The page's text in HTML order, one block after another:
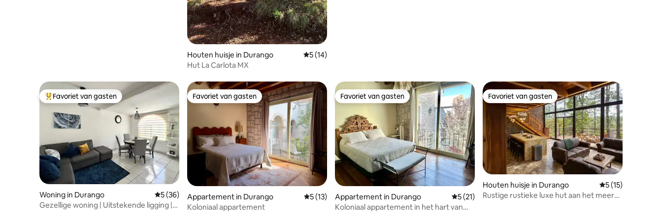
Houten huisje in Durango Gemiddelde beoordeling van 5 uit 5, 14 recensies
5 (14)
Hut La Carlota MX
Topfavoriet van gasten
Favoriet van gasten
Woning in Durango Gemiddelde beoordeling van 5 uit 5, 36 recensies
5 (36)
Gezellige woning | Uitstekende ligging |
Favoriet van gasten
Favoriet van gasten
Appartement in Durango Gemiddelde beoordeling van 5 uit 5, 13 recensies
5 (13)
Koloniaal appartement
Favoriet van gasten
Favoriet van gasten
Appartement in Durango Gemiddelde beoordeling van 5 uit 5, 21 recensies
5 (21)
Koloniaal appartement in het hart van
Favoriet van gasten
Favoriet van gasten
Houten huisje in Durango Gemiddelde
5 (15)
Rustige rustieke luxe hut aan het meer